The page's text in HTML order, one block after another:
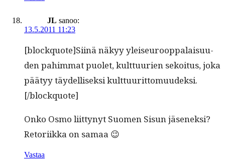
JL sanoo:
13.5.2011 11:23
[blockquote]Siinä näkyy yleiseu­roop­palaisu­u­
den pahim­mat puo­let, kult­tuurien sekoi­tus, joka
pää­tyy täy­del­lisek­si kult­tuu­rit­to­muudek­si.
[/blockquote]
Onko Osmo liit­tynyt Suomen Sisun jäsenek­si?
Retori­ik­ka on samaa 😉
Vastaa